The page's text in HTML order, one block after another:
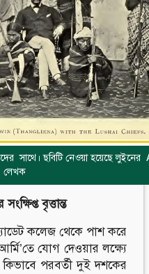
সাথে। ছবিটি নেওয়া হয়েছে
লেখক
বৃত্তান্ত
কলেজ থেকে পাশ করে
যোগ দেওয়ার লক্ষ্যে
পরবর্তী দুই দশকের